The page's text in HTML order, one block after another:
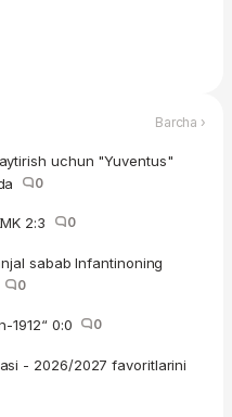
Barcha ›
uchun "Yuventus"
0
2:3 0
sabab Infantinoning
0
1912“ 0:0 0
- 2026/2027 favoritlarini